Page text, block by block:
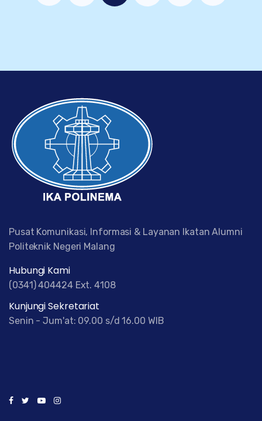
Pusat Komunikasi, Informasi & Layanan Ikatan Alumni
Politeknik Negeri Malang
Hubungi Kami
(0341) 404424 Ext. 4108
Kunjungi Sekretariat
Senin - Jum'at: 09.00 s/d 16.00 WIB